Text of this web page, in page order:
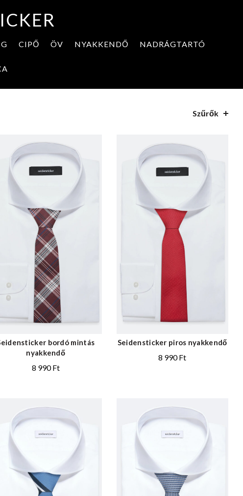
CIPŐ ÖV NYAKKENDŐ NADRÁGTARTÓ
Szűrők
bordó mintás
nyakkendő
8 990Ft
Seidensticker piros nyakkendő
8 990Ft